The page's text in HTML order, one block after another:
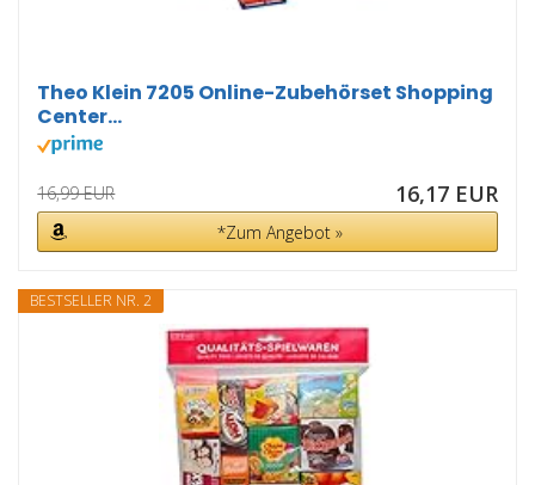
Theo Klein 7205 Online-Zubehörset Shopping
Center...
16,99 EUR 16,17 EUR
*Zum Angebot »
BESTSELLER NR. 2